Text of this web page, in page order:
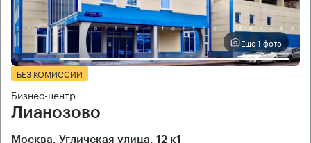
Еще 1 фото
БЕЗ КОМИССИИ
Бизнес-центр
Лианозово
Москва, Угличская улица, 12 к1